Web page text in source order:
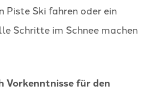
Piste Ski fahren oder ein
Schritte im Schnee machen
Vorkenntnisse für den